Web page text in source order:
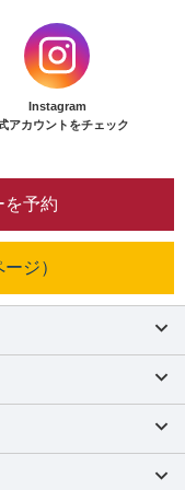
Instagram
アカウントをチェック
を予約
ジ）